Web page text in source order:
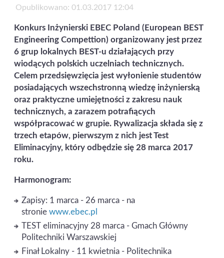
Opublikowano: 01.03.2017 12:04
Konkurs Inżynierski EBEC Poland (European BEST
Engineering Compettion) organizowany jest przez
6 grup lokalnych BEST-u działających przy
wiodących polskich uczelniach technicznych.
Celem przedsięwzięcia jest wyłonienie studentów
posiadających wszechstronną wiedzę inżynierską
oraz praktyczne umiejętności z zakresu nauk
technicznych, a zarazem potrafiących
współpracować w grupie. Rywalizacja składa się z
trzech etapów, pierwszym z nich jest Test
Eliminacyjny, który odbędzie się 28 marca 2017
roku.
Harmonogram:
Zapisy: 1 marca - 26 marca - na
stronie www.ebec.pl
TEST eliminacyjny 28 marca - Gmach Główny
Politechniki Warszawskiej
Finał Lokalny - 11 kwietnia - Politechnika